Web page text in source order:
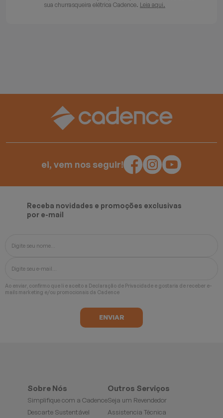
sua churrasqueira elétrica Cadence. Leia aqui.
ei, vem nos seguir!
Receba novidades e promoções exclusivas
por e-mail
Ao enviar, confirmo que li e aceito a Declaração de Privacidade e gostaria de receber e-
mails marketing e/ou promocionais da Cadence
Sobre Nós
Simplifique com a Cadence
Descarte Sustentável
Outros Serviços
Seja um Revendedor
Assistencia Técnica